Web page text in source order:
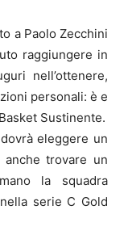
a Paolo Zecchini
raggiungere in
nell’ottenere,
personali: è e
Sustinente.
eleggere un
trovare un
la squadra
serie C Gold